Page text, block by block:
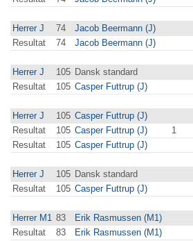
Herrer J 74 Jacob Beermann (J)
Resultat
74 Jacob Beermann (J)
Herrer J 105 Dansk standard
Resultat
105 Casper Futtrup (J)
Herrer J 105 Casper Futtrup (J)
Resultat
105 Casper Futtrup (J) 1
Resultat
105 Casper Futtrup (J)
Herrer J 105 Dansk standard
Resultat
105 Casper Futtrup (J)
Herrer M1 83 Erik Rasmussen (M1)
Resultat
83 Erik Rasmussen (M1)